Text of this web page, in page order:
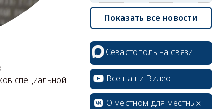
специальной
Показать все новости
Севастополь на связи
Все наши Видео
О местном для местных